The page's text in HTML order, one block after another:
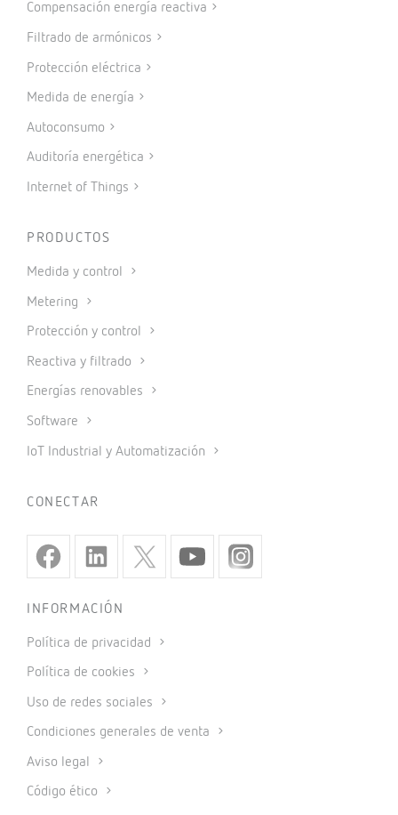
Compensación energía reactiva
Filtrado de armónicos
Protección eléctrica
Medida de energía
Autoconsumo
Auditoría energética
Internet of Things
PRODUCTOS
Medida y control
Metering
Protección y control
Reactiva y filtrado
Energías renovables
Software
IoT Industrial y Automatización
CONECTAR
INFORMACIÓN
Política de privacidad
Política de cookies
Uso de redes sociales
Condiciones generales de venta
Aviso legal
Código ético